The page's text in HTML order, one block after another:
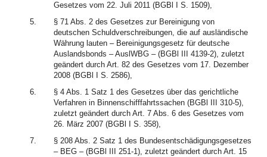
Gesetzes vom 22. Juli 2011 (BGBl I S. 1509),
5.
§ 71 Abs. 2 des Gesetzes zur Bereinigung von
deutschen Schuldverschreibungen, die auf ausländische
Währung lauten – Bereinigungsgesetz für deutsche
Auslandsbonds – AuslWBG – (BGBl III 4139-2), zuletzt
geändert durch Art. 82 des Gesetzes vom 17. Dezember
2008 (BGBl I S. 2586),
6.
§ 4 Abs. 1 Satz 1 des Gesetzes über das gerichtliche
Verfahren in Binnenschifffahrtssachen (BGBl III 310-5),
zuletzt geändert durch Art. 7 Abs. 6 des Gesetzes vom
26. März 2007 (BGBl I S. 358),
7.
§ 208 Abs. 2 Satz 1 des Bundesentschädigungsgesetzes
– BEG – (BGBl III 251-1), zuletzt geändert durch Art. 15